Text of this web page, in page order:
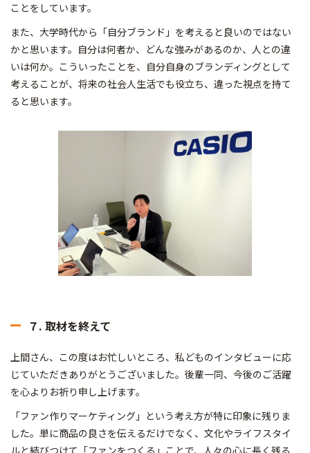
ことをしています。
また、大学時代から「自分ブランド」を考えると良いのではない
かと思います。自分は何者か、どんな強みがあるのか、人との違
いは何か。こういったことを、自分自身のブランディングとして
考えることが、将来の社会人生活でも役立ち、違った視点を持て
ると思います。
７. 取材を終えて
上間さん、この度はお忙しいところ、私どものインタビューに応
じていただきありがとうございました。後輩一同、今後のご活躍
を心よりお祈り申し上げます。
「ファン作りマーケティング」という考え方が特に印象に残りま
した。単に商品の良さを伝えるだけでなく、文化やライフスタイ
ルと結びつけて「ファンをつくる」ことで、人々の心に長く残る